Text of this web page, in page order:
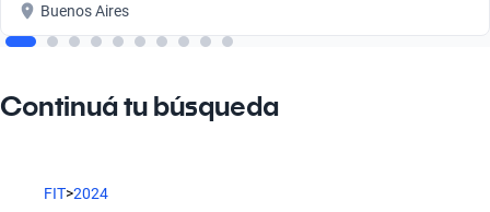
Buenos Aires
Continuá tu búsqueda
FIT>2024